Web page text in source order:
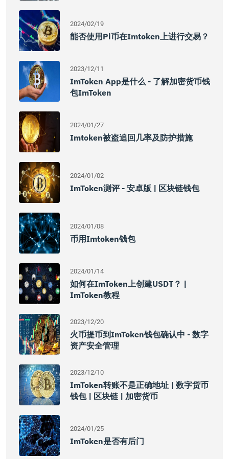
2024/02/19
能否使用pi币在imtoken上进行交易？
2023/12/11
ImToken App是什么 - 了解加密货币钱
包imToken
2024/01/27
Imtoken被盗追回几率及防护措施
2024/01/02
ImToken测评 - 安卓版 | 区块链钱包
2024/01/08
币用imtoken钱包
2024/01/14
如何在imToken上创建USDT？ |
ImToken教程
2023/12/20
火币提币到imToken钱包确认中 - 数字
资产安全管理
2023/12/10
ImToken转账不是正确地址 | 数字货币
钱包 | 区块链 | 加密货币
2024/01/25
ImToken是否有后门